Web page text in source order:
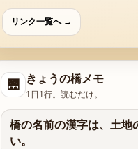
リンク一覧へ →
🌉 きょうの橋メモ
1日1行。読むだけ。
橋の名前の漢字は、土地
い。